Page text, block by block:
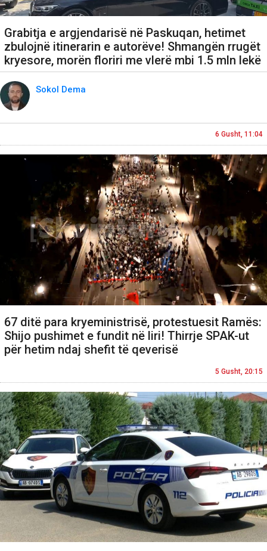
Grabitja e argjendarisë në Paskuqan, hetimet
zbulojnë itinerarin e autorëve! Shmangën rrugët
kryesore, morën floriri me vlerë mbi 1.5 mln lekë
Sokol Dema
6 Gusht, 11:04
67 ditë para kryeministrisë, protestuesit Ramës:
Shijo pushimet e fundit në liri! Thirrje SPAK-ut
për hetim ndaj shefit të qeverisë
5 Gusht, 20:15